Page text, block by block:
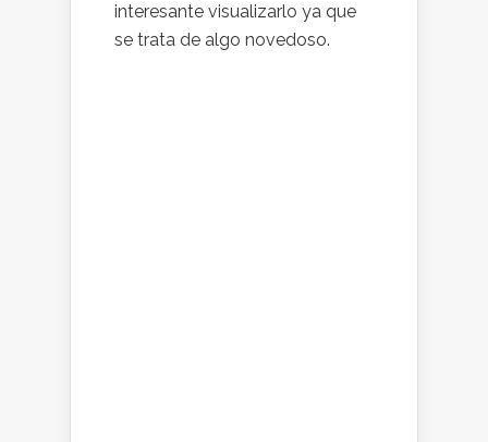
interesante visualizarlo ya que
se trata de algo novedoso.